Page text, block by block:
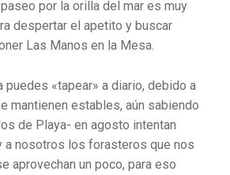
por la orilla del mar es muy
despertar el apetito y buscar
Las Manos en la Mesa.
puedes «tapear» a diario, debido a
mantienen estables, aún sabiendo
de Playa- en agosto intentan
a nosotros los forasteros que nos
aprovechan un poco, para eso